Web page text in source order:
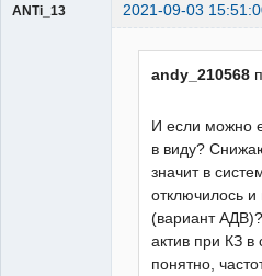
ANTi_13 2021-09-03
andy_210568
И если можно
в виду?
значит в
отключилось
(вариант
актив при КЗ в
понятно,